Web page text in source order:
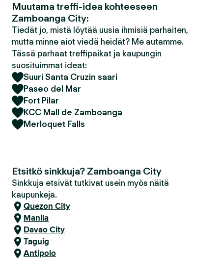
Muutama treffi-idea kohteeseen
Zamboanga City:
Tiedät jo, mistä löytää uusia ihmisiä parhaiten,
mutta minne aiot viedä heidät? Me autamme.
Tässä parhaat treffipaikat ja kaupungin
suosituimmat ideat:
Suuri Santa Cruzin saari
Paseo del Mar
Fort Pilar
KCC Mall de Zamboanga
Merloquet Falls
Etsitkö sinkkuja? Zamboanga City
Sinkkuja etsivät tutkivat usein myös näitä
kaupunkeja.
Quezon City
Manila
Davao City
Taguig
Antipolo